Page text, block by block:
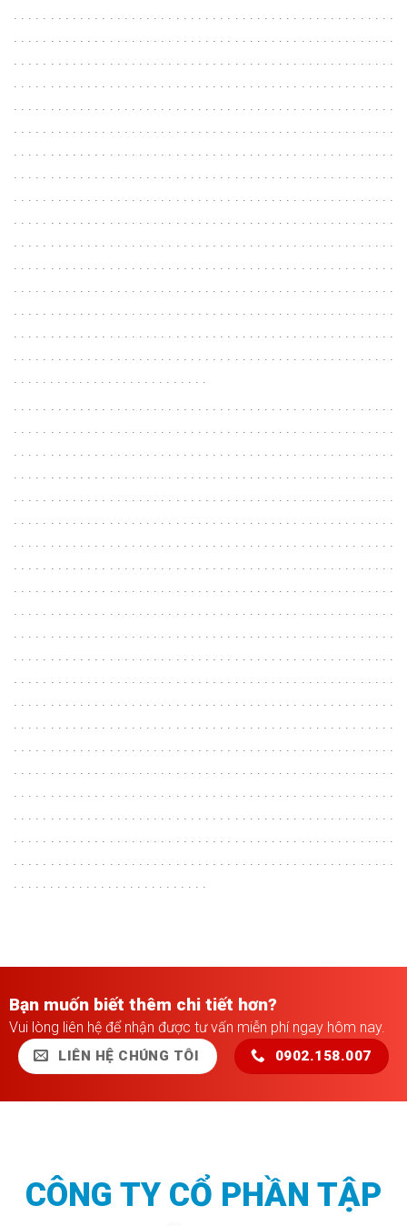
. . . . . . . . . . . . . . . . . . . . . . . . . . . . . . . . . . . . . . . . . . . . . . . . . . . .
. . . . . . . . . . . . . . . . . . . . . . . . . . . . . . . . . . . . . . . . . . . . . . . . . . . .
. . . . . . . . . . . . . . . . . . . . . . . . . . . . . . . . . . . . . . . . . . . . . . . . . . . .
. . . . . . . . . . . . . . . . . . . . . . . . . . . . . . . . . . . . . . . . . . . . . . . . . . . .
. . . . . . . . . . . . . . . . . . . . . . . . . . . . . . . . . . . . . . . . . . . . . . . . . . . .
. . . . . . . . . . . . . . . . . . . . . . . . . . . . . . . . . . . . . . . . . . . . . . . . . . . .
. . . . . . . . . . . . . . . . . . . . . . . . . . . . . . . . . . . . . . . . . . . . . . . . . . . .
. . . . . . . . . . . . . . . . . . . . . . . . . . . . . . . . . . . . . . . . . . . . . . . . . . . .
. . . . . . . . . . . . . . . . . . . . . . . . . . . . . . . . . . . . . . . . . . . . . . . . . . . .
. . . . . . . . . . . . . . . . . . . . . . . . . . . . . . . . . . . . . . . . . . . . . . . . . . . .
. . . . . . . . . . . . . . . . . . . . . . . . . . . . . . . . . . . . . . . . . . . . . . . . . . . .
. . . . . . . . . . . . . . . . . . . . . . . . . . . . . . . . . . . . . . . . . . . . . . . . . . . .
. . . . . . . . . . . . . . . . . . . . . . . . . . . . . . . . . . . . . . . . . . . . . . . . . . . .
. . . . . . . . . . . . . . . . . . . . . . . . . . . . . . . . . . . . . . . . . . . . . . . . . . . .
. . . . . . . . . . . . . . . . . . . . . . . . . . . . . . . . . . . . . . . . . . . . . . . . . . . .
. . . . . . . . . . . . . . . . . . . . . . . . . . . . . . . . . . . . . . . . . . . . . . . . . . . .
. . . . . . . . . . . . . . . . . . . . . . . . . . .
. . . . . . . . . . . . . . . . . . . . . . . . . . . . . . . . . . . . . . . . . . . . . . . . . . . .
. . . . . . . . . . . . . . . . . . . . . . . . . . . . . . . . . . . . . . . . . . . . . . . . . . . .
. . . . . . . . . . . . . . . . . . . . . . . . . . . . . . . . . . . . . . . . . . . . . . . . . . . .
. . . . . . . . . . . . . . . . . . . . . . . . . . . . . . . . . . . . . . . . . . . . . . . . . . . .
. . . . . . . . . . . . . . . . . . . . . . . . . . . . . . . . . . . . . . . . . . . . . . . . . . . .
. . . . . . . . . . . . . . . . . . . . . . . . . . . . . . . . . . . . . . . . . . . . . . . . . . . .
. . . . . . . . . . . . . . . . . . . . . . . . . . . . . . . . . . . . . . . . . . . . . . . . . . . .
. . . . . . . . . . . . . . . . . . . . . . . . . . . . . . . . . . . . . . . . . . . . . . . . . . . .
. . . . . . . . . . . . . . . . . . . . . . . . . . . . . . . . . . . . . . . . . . . . . . . . . . . .
. . . . . . . . . . . . . . . . . . . . . . . . . . . . . . . . . . . . . . . . . . . . . . . . . . . .
. . . . . . . . . . . . . . . . . . . . . . . . . . . . . . . . . . . . . . . . . . . . . . . . . . . .
. . . . . . . . . . . . . . . . . . . . . . . . . . . . . . . . . . . . . . . . . . . . . . . . . . . .
. . . . . . . . . . . . . . . . . . . . . . . . . . . . . . . . . . . . . . . . . . . . . . . . . . . .
. . . . . . . . . . . . . . . . . . . . . . . . . . . . . . . . . . . . . . . . . . . . . . . . . . . .
. . . . . . . . . . . . . . . . . . . . . . . . . . . . . . . . . . . . . . . . . . . . . . . . . . . .
. . . . . . . . . . . . . . . . . . . . . . . . . . . . . . . . . . . . . . . . . . . . . . . . . . . .
. . . . . . . . . . . . . . . . . . . . . . . . . . . . . . . . . . . . . . . . . . . . . . . . . . . .
. . . . . . . . . . . . . . . . . . . . . . . . . . . . . . . . . . . . . . . . . . . . . . . . . . . .
. . . . . . . . . . . . . . . . . . . . . . . . . . . . . . . . . . . . . . . . . . . . . . . . . . . .
. . . . . . . . . . . . . . . . . . . . . . . . . . . . . . . . . . . . . . . . . . . . . . . . . . . .
. . . . . . . . . . . . . . . . . . . . . . . . . . . . . . . . . . . . . . . . . . . . . . . . . . . .
. . . . . . . . . . . . . . . . . . . . . . . . . . .
Bạn muốn biết thêm chi tiết hơn?
Vui lòng liên hệ để nhận được tư vấn miễn phí ngay hôm nay.
LIÊN HỆ CHÚNG TÔI 0902.158.007
CÔNG TY CỔ PHẦN TẬP